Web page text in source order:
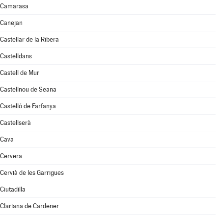
Camarasa
Canejan
Castellar de la Ribera
Castelldans
Castell de Mur
Castellnou de Seana
Castelló de Farfanya
Castellserà
Cava
Cervera
Cervià de les Garrigues
Ciutadilla
Clariana de Cardener